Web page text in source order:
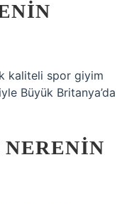
kaliteli spor giyim
Büyük Britanya’da
NERENIN